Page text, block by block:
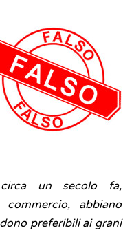
un secolo fa,
abbiano
preferibili ai grani